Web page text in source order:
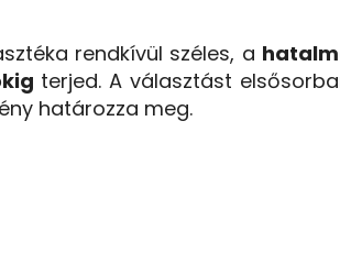
rendkívül széles, a
terjed. A választást
határozza meg.